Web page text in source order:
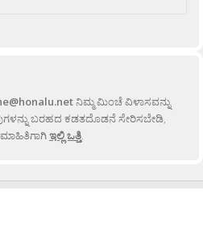
ನಿಮ್ಮ ಮಿಂಚೆ ವಿಳಾಸವನ್ನು
ಬರಹದ ಕಡತದೊಡನೆ ಸೇರಿಸಬೇಡಿ,
ಇಲ್ಲಿ ಒತ್ತಿ.